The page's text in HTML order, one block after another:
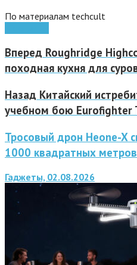
По материалам techcult
Вперед Roughridge
походная кухня для
Назад Китайский
учебном бою Eurofighter
Тросовый дрон Heone-X
1000 квадратных
Гаджеты, 02.08.2026